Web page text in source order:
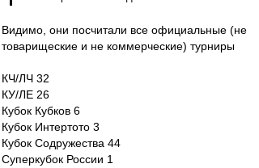
Видимо, они посчитали все официальные (не
товарищеские и не коммерческие) турниры
КЧ/ЛЧ 32
КУ/ЛЕ 26
Кубок Кубков 6
Кубок Интертото 3
Кубок Содружества 44
Суперкубок России 1